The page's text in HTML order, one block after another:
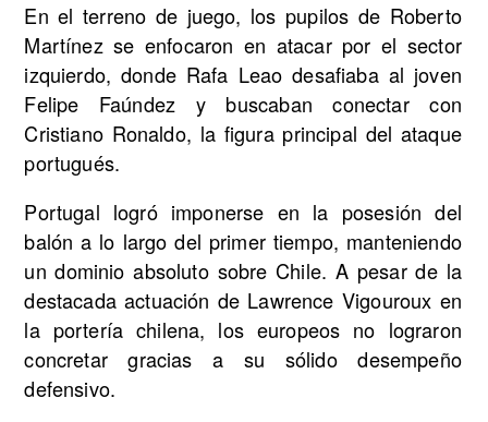
En el terreno de juego, los pupilos de Roberto
Martínez se enfocaron en atacar por el sector
izquierdo, donde Rafa Leao desafiaba al joven
Felipe Faúndez y buscaban conectar con
Cristiano Ronaldo, la figura principal del ataque
portugués.
Portugal logró imponerse en la posesión del
balón a lo largo del primer tiempo, manteniendo
un dominio absoluto sobre Chile. A pesar de la
destacada actuación de Lawrence Vigouroux en
la portería chilena, los europeos no lograron
concretar gracias a su sólido desempeño
defensivo.